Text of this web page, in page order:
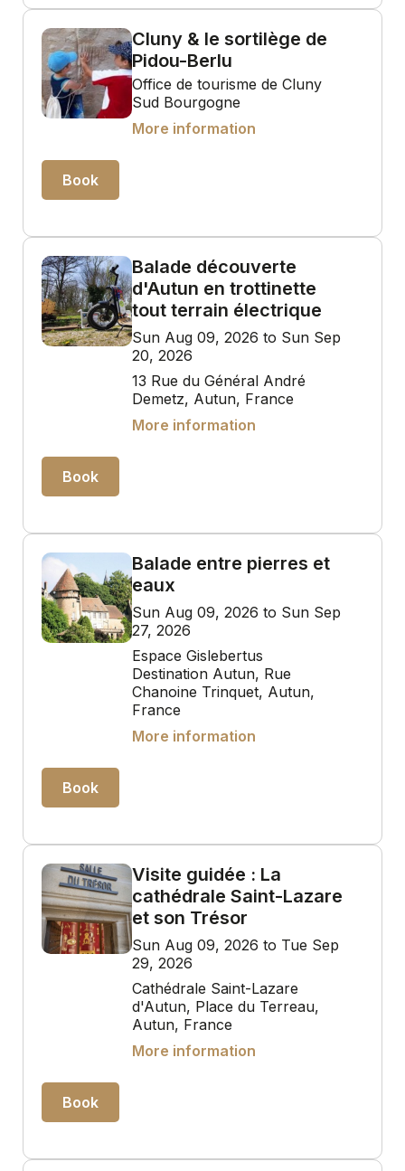
Cluny & le sortilège de
Pidou-Berlu
Office de tourisme de Cluny
Sud Bourgogne
More information
Book
Balade découverte
d'Autun en trottinette
tout terrain électrique
Sun Aug 09, 2026 to Sun Sep
20, 2026
13 Rue du Général André
Demetz, Autun, France
More information
Book
Balade entre pierres et
eaux
Sun Aug 09, 2026 to Sun Sep
27, 2026
Espace Gislebertus
Destination Autun, Rue
Chanoine Trinquet, Autun,
France
More information
Book
Visite guidée : La
cathédrale Saint-Lazare
et son Trésor
Sun Aug 09, 2026 to Tue Sep
29, 2026
Cathédrale Saint-Lazare
d'Autun, Place du Terreau,
Autun, France
More information
Book